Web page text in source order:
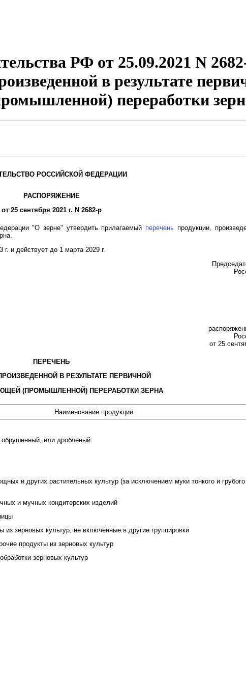
РФ от 25.09.2021 N
в результате
переработки
РОССИЙСКОЙ ФЕДЕРАЦИИ
РАСПОРЯЖЕНИЕ
от 25 сентября 2021 г. N 2682-р
"О зерне" утвердить прилагаемый перечень продукции,
и действует до 1 марта 2029 г.
от 25
ПЕРЕЧЕНЬ
В РЕЗУЛЬТАТЕ ПЕРВИЧНОЙ
(ПРОМЫШЛЕННОЙ) ПЕРЕРАБОТКИ ЗЕРНА
Наименование продукции
или дробленый
и других растительных культур (за исключением муки тонкого и
и мучных кондитерских изделий
из зерновых культур, не включенные в другие группировки
продукты из зерновых культур
зерновых культур